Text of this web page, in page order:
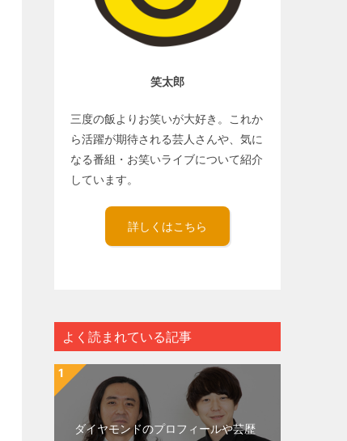
笑太郎
三度の飯よりお笑いが大好き。これか
ら活躍が期待される芸人さんや、気に
なる番組・お笑いライブについて紹介
しています。
詳しくはこちら
よく読まれている記事
ダイヤモンドのプロフィールや芸歴